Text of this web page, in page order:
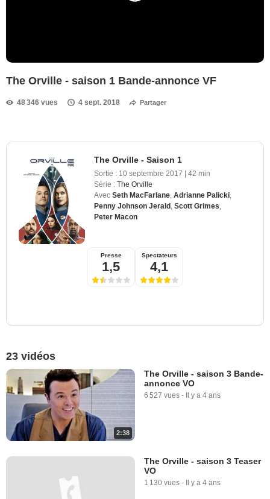
The Orville - saison 1 Bande-annonce VF
48 346 vues 4 sept. 2018 Partager
The Orville - Saison 1
Sortie : 10 septembre 2017 | 42 min
Série : The Orville
Avec Seth MacFarlane Adrianne Palicki
Penny Johnson Jerald Scott Grimes
Peter Macon
Presse
1,5
Spectateurs
4,1
23 vidéos
2:38
The Orville - saison 3 Bande-
annonce VO
6 527 vues - Il y a 4 ans
The Orville - saison 3 Teaser
VO
1 130 vues - Il y a 4 ans